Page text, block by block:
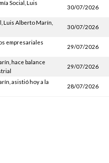
Social, Luis
30/07/2026
Luis Alberto Marín,
30/07/2026
empresariales
29/07/2026
hace balance
29/07/2026
asistió hoy a la
28/07/2026